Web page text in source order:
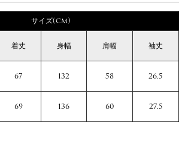
サイズ(cm)
着丈 身幅 肩幅 袖丈
67 132 58 26.5
69 136 60 27.5